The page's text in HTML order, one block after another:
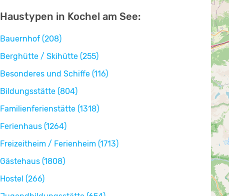
Haustypen in Kochel am See:
Bauernhof (208)
Berghütte / Skihütte (255)
Besonderes und Schiffe (116)
Bildungsstätte (804)
Familienferienstätte (1318)
Ferienhaus (1264)
Freizeitheim / Ferienheim (1713)
Gästehaus (1808)
Hostel (266)